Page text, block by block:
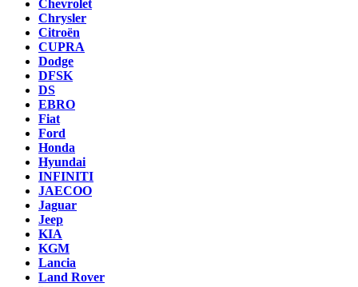
Chevrolet
Chrysler
Citroën
CUPRA
Dodge
DFSK
DS
EBRO
Fiat
Ford
Honda
Hyundai
INFINITI
JAECOO
Jaguar
Jeep
KIA
KGM
Lancia
Land Rover